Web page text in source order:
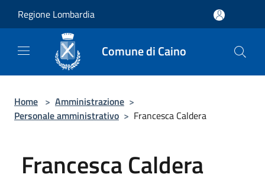
Regione Lombardia
Comune di Caino
Home > Amministrazione >
Personale amministrativo > Francesca Caldera
Francesca Caldera